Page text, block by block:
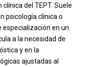
del TEPT. Suele
psicología clínica o
especialización en un
a la necesidad de
y en la
ajustadas al